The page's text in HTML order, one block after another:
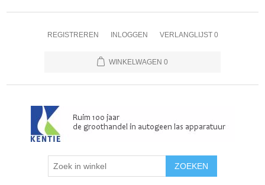
REGISTREREN INLOGGEN VERLANGLIJST 0
WINKELWAGEN 0